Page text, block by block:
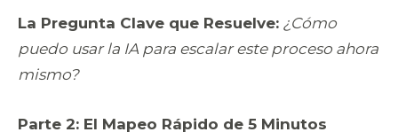
La Pregunta Clave que Resuelve: ¿Cómo
puedo usar la IA para escalar este proceso ahora
mismo?
Parte 2: El Mapeo Rápido de 5 Minutos